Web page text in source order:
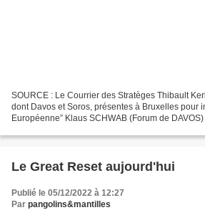
SOURCE : Le Courrier des Stratèges Thibault
dont Davos et Soros, présentes à Bruxelles pour
Européenne” Klaus SCHWAB (Forum de
Le Great Reset aujourd'hui
Publié le 05/12/2022 à 12:27
Par pangolins&mantilles